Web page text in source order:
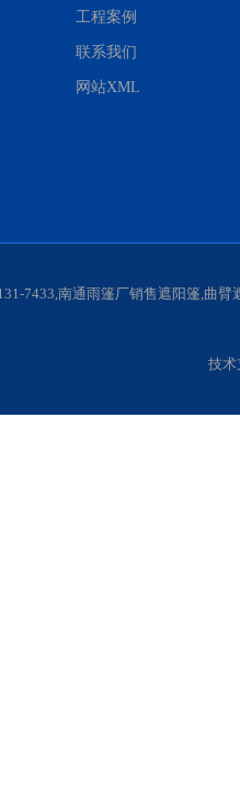
工程案例
联系我们
网站XML
7433,南通雨篷厂销售遮阳篷,曲
技术